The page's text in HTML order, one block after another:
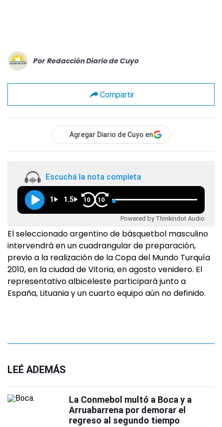
Por Redacción Diario de Cuyo
Compartir
Agregar Diario de Cuyo en
Escuchá la nota completa
1 1.5 10 10
Powered by Thinkindot Audio
El seleccionado argentino de básquetbol masculino
intervendrá en un cuadrangular de preparación,
previo a la realización de la Copa del Mundo Turquía
2010, en la ciudad de Vitoria, en agosto venidero. El
representativo albiceleste participará junto a
España, Lituania y un cuarto equipo aún no definido.
LEÉ ADEMÁS
La Conmebol multó a Boca y a
Arruabarrena por demorar el
regreso al segundo tiempo